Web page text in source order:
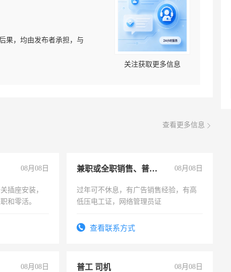
果，均由发布者承担，与
关注获取更多信息
查看更多信息
08月08日
插座安装，
和零活。
兼职或全职销售、普工、维修 08月08日
过年可不休息，有广告销售经验，有高
低压电工证，网络管理员证
查看联系方式
08月08日 普工 司机 08月08日